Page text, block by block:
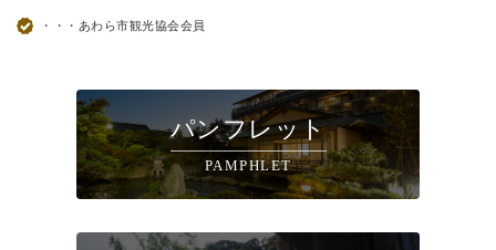
・・・あわら市観光協会会員
パンフレット
PAMPHLET